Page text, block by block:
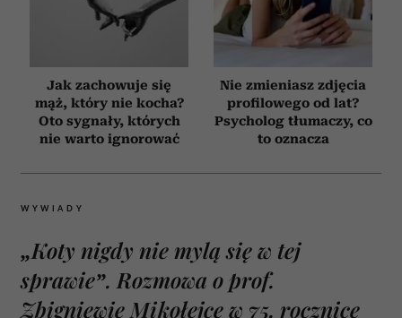
Jak zachowuje się
mąż, który nie kocha?
Oto sygnały, których
nie warto ignorować
Nie zmieniasz zdjęcia
profilowego od lat?
Psycholog tłumaczy, co
to oznacza
WYWIADY
„Koty nigdy nie mylą się w tej
sprawie”. Rozmowa o prof.
Zbigniewie Mikołejce w 75. rocznicę